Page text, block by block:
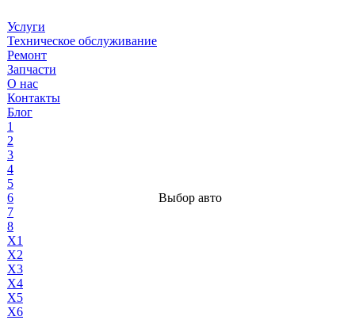
Услуги
Техническое обслуживание
Ремонт
Запчасти
О нас
Контакты
Блог
1
2
3
4
5
6
7
8
X1
X2
X3
X4
X5
X6
Выбор авто